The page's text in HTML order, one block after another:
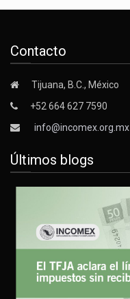
Contacto
Tijuana, B.C., México
+52 664 627 7590
info@incomex.org.mx
Últimos blogs